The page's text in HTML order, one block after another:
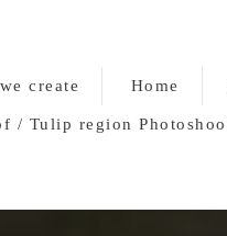
create Home
/ Tulip region